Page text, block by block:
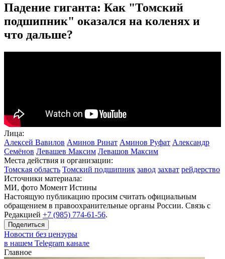
Падение гиганта: Как "Томский
подшипник" оказался на коленях и
что дальше?
Лица:
Алексей Вавилов Аминов Ринат Аминов Руфат Александр
Семёнов Левашев Максим Левашов Максим
Места действия и организации:
Томская область Томский подшипник завод захват рейдерство
Источники материала:
МИ, фото Момент Истины
Настоящую публикацию просим считать официальным
обращением в правоохранительные органы России. Связь с
Редакцией +7 (985) 774-61-56.
Поделиться
Новости без цензуры
в нашем Telegram канале
Главное